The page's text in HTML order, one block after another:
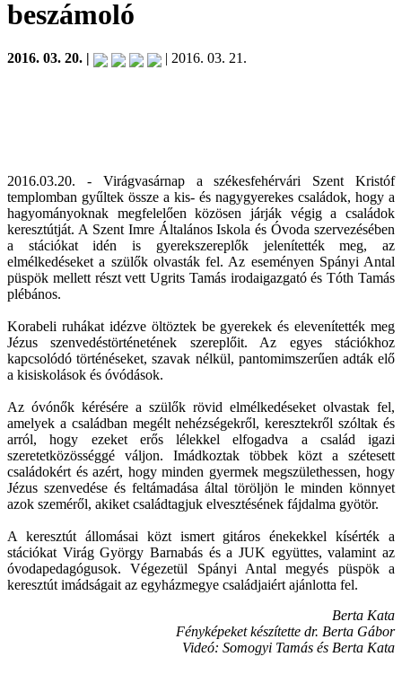
beszámoló
2016. 03. 20. | | 2016. 03. 21.
2016.03.20. - Virágvasárnap a székesfehérvári Szent Kristóf
templomban gyűltek össze a kis- és nagygyerekes családok, hogy a
hagyományoknak megfelelően közösen járják végig a családok
keresztútját. A Szent Imre Általános Iskola és Óvoda szervezésében
a stációkat idén is gyerekszereplők jelenítették meg, az
elmélkedéseket a szülők olvasták fel. Az eseményen Spányi Antal
püspök mellett részt vett Ugrits Tamás irodaigazgató és Tóth Tamás
plébános.
Korabeli ruhákat idézve öltöztek be gyerekek és elevenítették meg
Jézus szenvedéstörténetének szereplőit. Az egyes stációkhoz
kapcsolódó történéseket, szavak nélkül, pantomimszerűen adták elő
a kisiskolások és óvódások.
Az óvónők kérésére a szülők rövid elmélkedéseket olvastak fel,
amelyek a családban megélt nehézségekről, keresztekről szóltak és
arról, hogy ezeket erős lélekkel elfogadva a család igazi
szeretetközösséggé váljon. Imádkoztak többek közt a szétesett
családokért és azért, hogy minden gyermek megszülethessen, hogy
Jézus szenvedése és feltámadása által töröljön le minden könnyet
azok szeméről, akiket családtagjuk elvesztésének fájdalma gyötör.
A keresztút állomásai közt ismert gitáros énekekkel kísérték a
stációkat Virág György Barnabás és a JUK együttes, valamint az
óvodapedagógusok. Végezetül Spányi Antal megyés püspök a
keresztút imádságait az egyházmegye családjaiért ajánlotta fel.
Berta Kata
Fényképeket készítette dr. Berta Gábor
Videó: Somogyi Tamás és Berta Kata